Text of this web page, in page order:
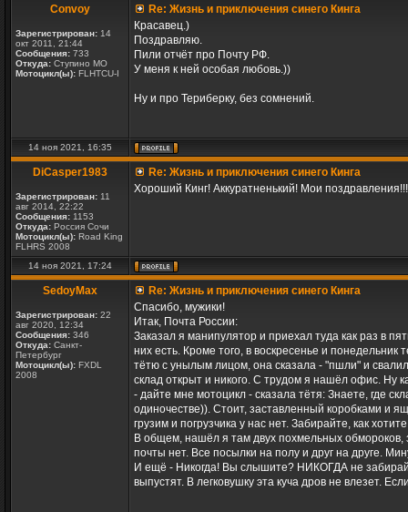
Convoy
Зарегистрирован: 14
окт 2011, 21:44
Сообщения: 733
Откуда: Ступино МО
Мотоцикл(ы): FLHTCU-I
Re: Жизнь и приключения синего Кинга
Красавец.)
Поздравляю.
Пили отчёт про Почту РФ.
У меня к ней особая любовь.))
Ну и про Териберку, без сомнений.
14 ноя 2021, 16:35
DiCasper1983
Зарегистрирован: 11
авг 2014, 22:22
Сообщения: 1153
Откуда: Россия Сочи
Мотоцикл(ы): Road King
FLHRS 2008
Re: Жизнь и приключения синего Кинга
Хороший Кинг! Аккуратненький! Мои
14 ноя 2021, 17:24
SedoyMax
Зарегистрирован: 22
авг 2020, 12:34
Сообщения: 346
Откуда: Санкт-
Петербург
Мотоцикл(ы): FXDL
2008
Re: Жизнь и приключения синего Кинга
Спасибо, мужики!
Итак, Почта России:
Заказал я манипулятор и приехал туда как раз в
них есть. Кроме того, в воскресенье и
тётю с унылым лицом, она сказала - "пшли" и
склад открыт и никого. С трудом я нашёл офис. Ну
- дайте мне мотоцикл - сказала тётя: Знаете, где
одиночестве)). Стоит, заставленный коробками и
грузим и погрузчика у нас нет. Забирайте, как
В общем, нашёл я там двух похмельных обмороков,
почты нет. Все посылки на полу и друг на друге.
И ещё - Никогда! Вы слышите? НИКОГДА не
выпустят. В легковушку эта куча дров не влезет.